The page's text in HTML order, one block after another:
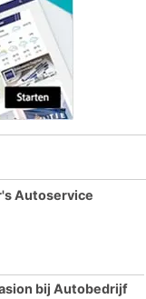
Autoservice
bij Autobedrijf